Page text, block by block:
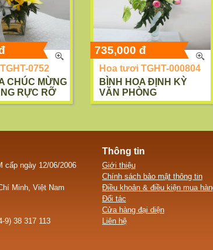
0752
CHÚC MỪNG
RỰC RỠ
Hoa tươi TGHT-000804
BÌNH HOA ĐỊNH KỲ
VĂN PHÒNG
735,000 đ
cấp ngày 12/06/2006
Minh, Việt Nam
9) 38 317 113
Thông tin
Giới thiệu
Chính sách bảo mật thông tin
Điều khoản & điều kiện mua
Đối tác
Cửa hàng đại diện
Liên hệ